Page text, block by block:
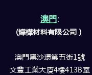
澳門:
(燁樺材料有限公司）
澳門黑沙環第五街1號
文豐工業大廈4樓413B室